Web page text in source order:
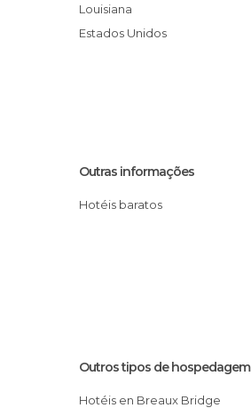
Louisiana
Estados Unidos
Outras informações
Hotéis baratos
Outros tipos de hospedagem
Hotéis en Breaux Bridge